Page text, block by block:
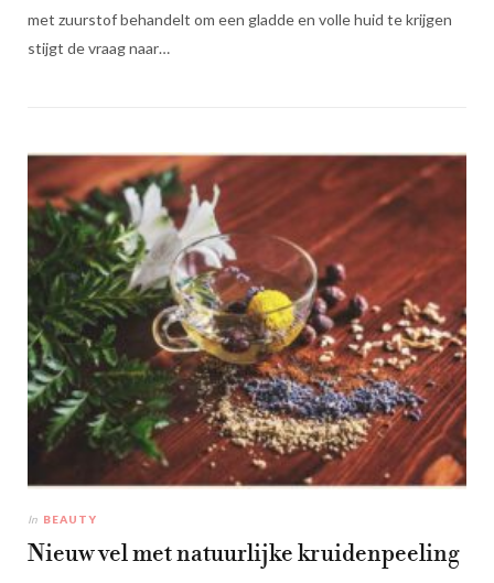
met zuurstof behandelt om een gladde en volle huid te krijgen
stijgt de vraag naar…
In BEAUTY
Nieuw vel met natuurlijke kruidenpeeling